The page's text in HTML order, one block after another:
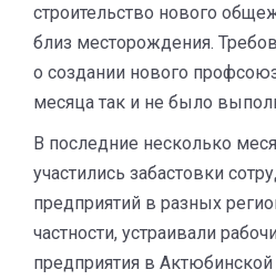
строительство нового
близ месторождения.
о создании нового
месяца так и не было
В последние несколько
участились забастовки
предприятий в разных
частности, устраивали
предприятия в